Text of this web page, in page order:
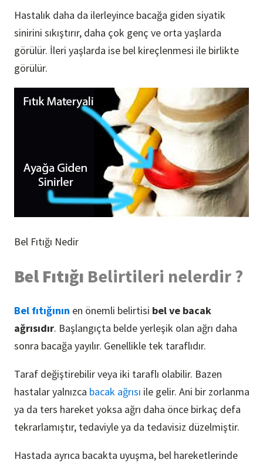
Hastalık daha da ilerleyince bacağa giden siyatik
sinirini sıkıştırır, daha çok genç ve orta yaşlarda
görülür. İleri yaşlarda ise bel kireçlenmesi ile birlikte
görülür.
Bel Fıtığı Nedir
Bel Fıtığı Belirtileri nelerdir ?
Bel fıtığının en önemli belirtisi bel ve bacak
ağrısıdır. Başlangıçta belde yerleşik olan ağrı daha
sonra bacağa yayılır. Genellikle tek taraflıdır.
Taraf değiştirebilir veya iki taraflı olabilir. Bazen
hastalar yalnızca bacak ağrısı ile gelir. Ani bir zorlanma
ya da ters hareket yoksa ağrı daha önce birkaç defa
tekrarlamıştır, tedaviyle ya da tedavisiz düzelmiştir.
Hastada ayrıca bacakta uyuşma, bel hareketlerinde